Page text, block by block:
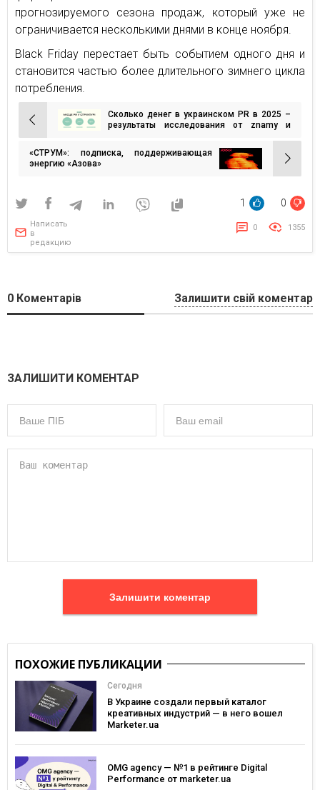
прогнозируемого сезона продаж, который уже не
ограничивается несколькими днями в конце ноября.
Black Friday перестает быть событием одного дня и
становится частью более длительного зимнего цикла
потребления.
Навигация
по
записям
Сколько денег в украинском PR в 2025 –
результаты исследования от znamy и
«СТРУМ»: подписка, поддерживающая
энергию «Азова»
1 0
Написать
в
редакцию
0 1355
0 Коментарів Залишити свій коментар
ЗАЛИШИТИ КОМЕНТАР
Залишити коментар
ПОХОЖИЕ ПУБЛИКАЦИИ
Сегодня
В Украине создали первый каталог
креативных индустрий — в него вошел
Marketer.ua
OMG agency — №1 в рейтинге Digital
Performance от marketer.ua